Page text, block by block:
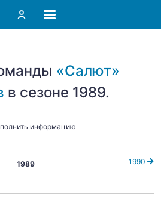
«Салют»
в сезоне 1989.
информацию
1990
1989